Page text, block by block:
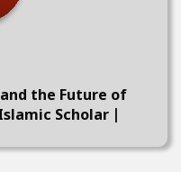
the Future of
Scholar |